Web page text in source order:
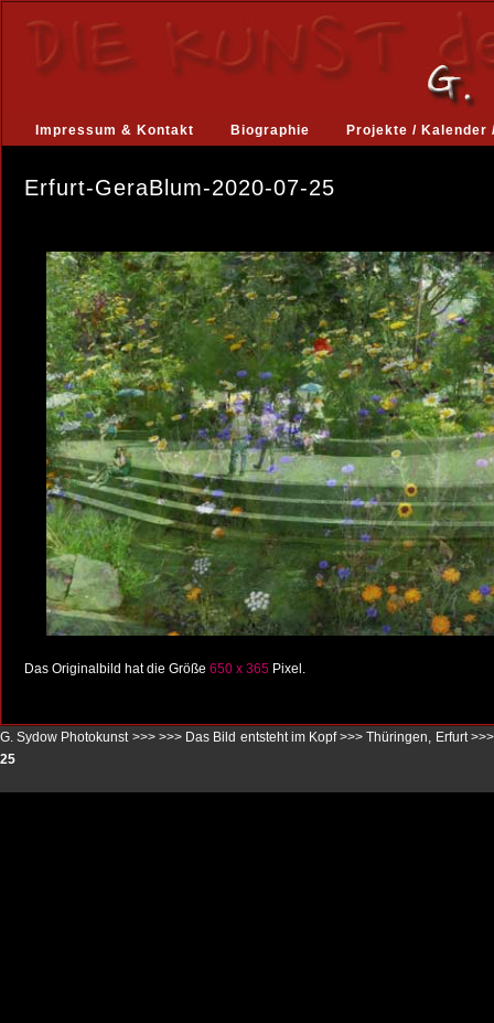
Impressum & Kontakt Biographie Projekte / Kalender
Erfurt-GeraBlum-2020-07-25
Das Originalbild hat die Größe 650 x 365 Pixel.
G. Sydow Photokunst >>>>>> Das Bild entsteht im Kopf>>>Thüringen, Erfurt
25